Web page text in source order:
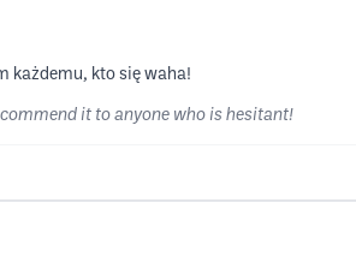
każdemu, kto się waha!
it to anyone who is hesitant!